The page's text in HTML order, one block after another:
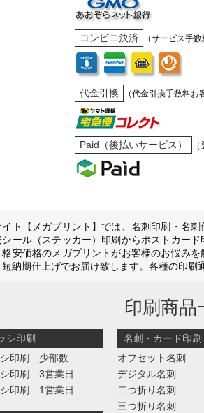
コンビニ決済 （サービス手
代金引換 （代金引換手数料お
Paid（後払いサービス）
イト【メガプリント】では、名刺印刷・名
ール（ステッカー）印刷からポストカー
安価格のメガプリントがお客様のお悩み
納期仕上げでお届け致します。各種の印刷
印刷商品
シ印刷
印刷 少部数
印刷 3営業日
印刷 1営業日
名刺・カード印刷
オフセット名刺
デジタル名刺
二つ折り名刺
三つ折り名刺